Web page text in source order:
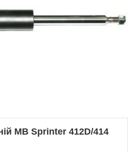
MB Sprinter 412D/414